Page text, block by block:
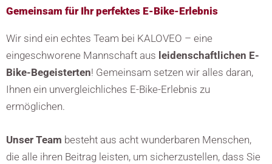
Gemeinsam für Ihr perfektes E-Bike-Erlebnis
Wir sind ein echtes Team bei KALOVEO – eine
eingeschworene Mannschaft aus leidenschaftlichen E-
Bike-Begeisterten! Gemeinsam setzen wir alles daran,
Ihnen ein unvergleichliches E-Bike-Erlebnis zu
ermöglichen.
Unser Team besteht aus acht wunderbaren Menschen,
die alle ihren Beitrag leisten, um sicherzustellen, dass Sie